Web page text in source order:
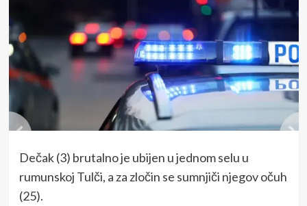
Dečak (3) brutalno je ubijen u jednom selu u
rumunskoj Tulči, a za zločin se sumnjiči njegov očuh
(25).